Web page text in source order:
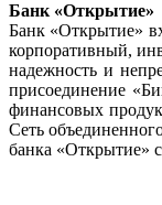
Банк «Открытие»
Банк «Открытие»
корпоративный,
надежность и
присоединение
финансовых
Сеть
банка «Открытие»